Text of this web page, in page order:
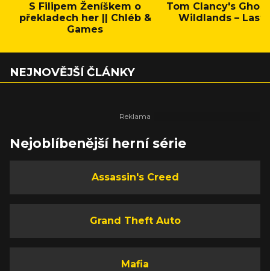
S Filipem Ženíškem o
překladech her || Chléb &
Games
Tom Clancy's
Wildlands – Last
NEJNOVĚJŠÍ ČLÁNKY
Nejoblíbenější herní série
Assassin's Creed
Grand Theft Auto
Mafia